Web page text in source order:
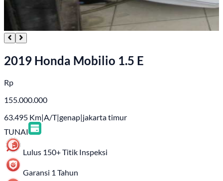
2019 Honda Mobilio 1.5 E
Rp
155.000.000
63.495 Km|A/T|genap|jakarta timur
TUNAI
Lulus 150+ Titik Inspeksi
Garansi 1 Tahun